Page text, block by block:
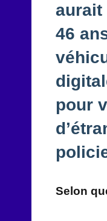
aurait
46
pour
Selon